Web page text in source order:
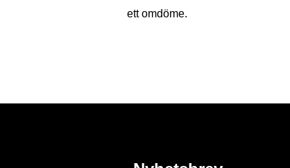
ett omdöme.